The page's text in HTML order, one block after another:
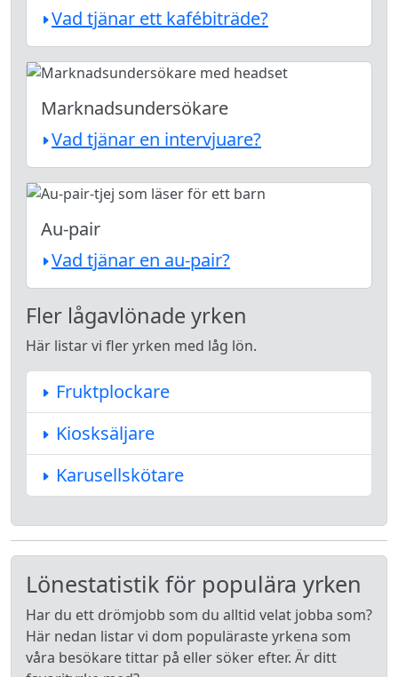
Vad tjänar ett kafébiträde?
Marknadsundersökare
Vad tjänar en intervjuare?
Au-pair
Vad tjänar en au-pair?
Fler lågavlönade yrken
Här listar vi fler yrken med låg lön.
Fruktplockare
Kiosksäljare
Karusellskötare
Lönestatistik för populära yrken
Har du ett drömjobb som du alltid velat jobba som?
Här nedan listar vi dom populäraste yrkena som
våra besökare tittar på eller söker efter. Är ditt